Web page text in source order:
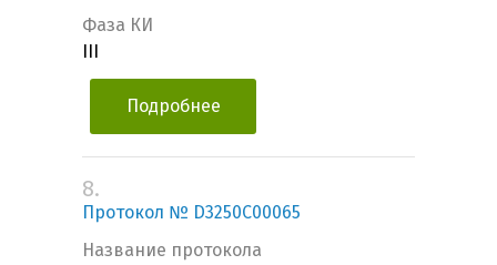
Фаза КИ
Подробнее
8.
Протокол № D3250C00065
Название протокола